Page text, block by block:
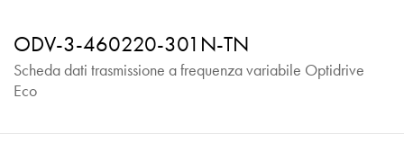
ODV-3-460220-301N-TN
Scheda dati trasmissione a frequenza variabile Optidrive
Eco